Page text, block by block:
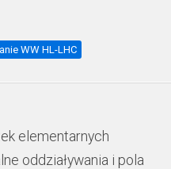
WW HL-LHC
elementarnych
oddziaływania i pola